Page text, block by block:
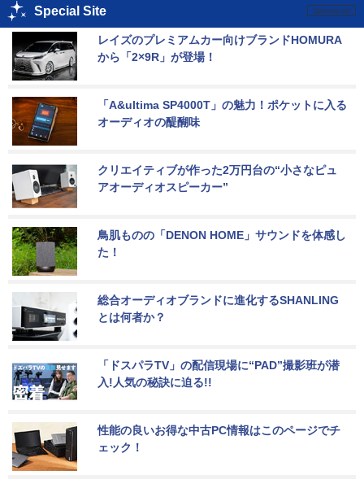
Special Site
レイズのプレミアムカー向けブランドHOMURA
から「2×9R」が登場！
「A&ultima SP4000T」の魅力！ポケットに入る
オーディオの醍醐味
クリエイティブが作った2万円台の“小さなピュ
アオーディオスピーカー”
鳥肌ものの「DENON HOME」サウンドを体感し
た！
総合オーディオブランドに進化するSHANLING
とは何者か？
「ドスパラTV」の配信現場に“PAD”撮影班が潜
入!人気の秘訣に迫る!!
性能の良いお得な中古PC情報はこのページでチ
ェック！